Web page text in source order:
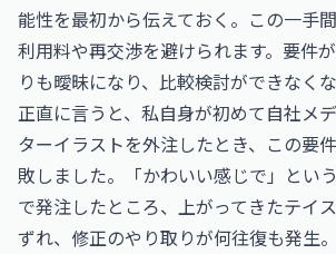
能性を最初から伝えておく。この一手
利用料や再交渉を避けられます。要件
りも曖昧になり、比較検討ができなくな
正直に言うと、私自身が初めて自社メ
ターイラストを外注したとき、この要
敗しました。「かわいい感じで」とい
で発注したところ、上がってきたテイ
ずれ、修正のやり取りが何往復も発生